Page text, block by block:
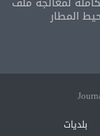
المطار
بلديات